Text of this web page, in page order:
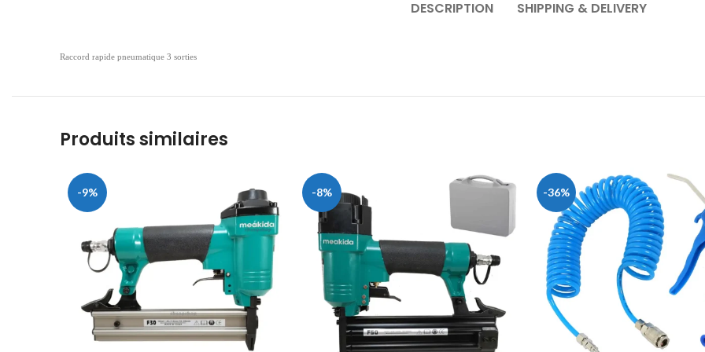
DESCRIPTION SHIPPING & DELIVERY
Raccord rapide pneumatique 3 sorties
Produits similaires
-9% -8% -36%